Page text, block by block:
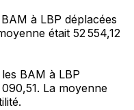
à LBP déplacées
était 52 554,12
BAM à LBP
La moyenne